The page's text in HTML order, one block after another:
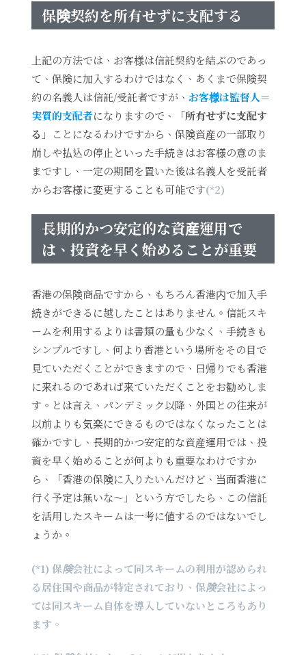
保険契約を所有せずに支配する
上記の方法では、お客様は信託契約を結ぶのであっ
て、保険に加入するわけではなく、あくまで保険契
約の名義人は信託/受託者ですが、 お客様は監督人＝
実質的支配者になりますので、「所有せずに支配す
る 」ことになるわけですから、保険資産の一部取り
崩しや払込の停止といった手続きはお客様の意のま
まですし、一定の期間を置いた後は名義人を受託者
からお客様に変更することも可能です(*2)
長期的かつ安定的な資産運用で
は、投資を早く始めることが重要
香港の保険商品ですから、もちろん香港内で加入手
続きができるに越したことはありません。信託スキ
ームを利用するよりは書類の量も少なく、手続きも
シンプルですし、何より香港という場所をその目で
見ていただくことができますので、日帰りでも香港
に来れるのであれば来ていただくことをお勧めしま
す。とは言え、パンデミック以降、外国との往来が
以前よりも気楽にできるものではなくなったことは
確かですし、長期的かつ安定的な資産運用では、投
資を早く始めることが何よりも重要なわけですか
ら、「香港の保険に入りたいんだけど、当面香港に
行く予定は無いな～」という方でしたら、この信託
を活用したスキームは一考に値するのではないでし
ょうか。
(*1) 保険会社によって同スキームの利用が認められ
る居住国や商品が特定されており、保険会社によっ
ては同スキーム自体を導入していないところもあり
ます。